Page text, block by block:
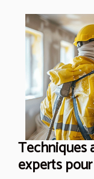
Techniques
experts